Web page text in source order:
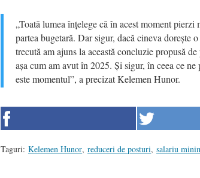
„Toată lumea înțelege că în acest moment
partea bugetară. Dar sigur, dacă cineva dorește
trecută am ajuns la această concluzie propusă
așa cum am avut în 2025. Și sigur, în ceea ce
este momentul”, a precizat Kelemen Hunor.
Taguri: Kelemen Hunor, reduceri de posturi, salariu